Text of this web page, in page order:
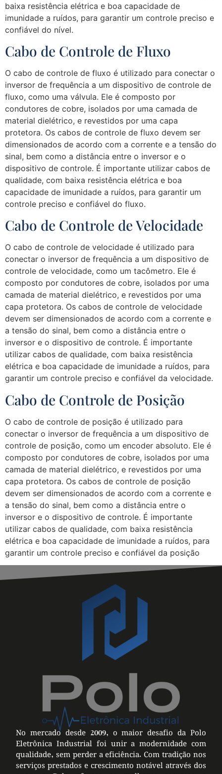
baixa resistência elétrica e boa capacidade de
imunidade a ruídos, para garantir um controle preciso e
confiável do nível.
Cabo de Controle de Fluxo
O cabo de controle de fluxo é utilizado para conectar o
inversor de frequência a um dispositivo de controle de
fluxo, como uma válvula. Ele é composto por
condutores de cobre, isolados por uma camada de
material dielétrico, e revestidos por uma capa
protetora. Os cabos de controle de fluxo devem ser
dimensionados de acordo com a corrente e a tensão do
sinal, bem como a distância entre o inversor e o
dispositivo de controle. É importante utilizar cabos de
qualidade, com baixa resistência elétrica e boa
capacidade de imunidade a ruídos, para garantir um
controle preciso e confiável do fluxo.
Cabo de Controle de Velocidade
O cabo de controle de velocidade é utilizado para
conectar o inversor de frequência a um dispositivo de
controle de velocidade, como um tacômetro. Ele é
composto por condutores de cobre, isolados por uma
camada de material dielétrico, e revestidos por uma
capa protetora. Os cabos de controle de velocidade
devem ser dimensionados de acordo com a corrente e
a tensão do sinal, bem como a distância entre o
inversor e o dispositivo de controle. É importante
utilizar cabos de qualidade, com baixa resistência
elétrica e boa capacidade de imunidade a ruídos, para
garantir um controle preciso e confiável da velocidade.
Cabo de Controle de Posição
O cabo de controle de posição é utilizado para
conectar o inversor de frequência a um dispositivo de
controle de posição, como um encoder absoluto. Ele é
composto por condutores de cobre, isolados por uma
camada de material dielétrico, e revestidos por uma
capa protetora. Os cabos de controle de posição
devem ser dimensionados de acordo com a corrente e
a tensão do sinal, bem como a distância entre o
inversor e o dispositivo de controle. É importante
utilizar cabos de qualidade, com baixa resistência
elétrica e boa capacidade de imunidade a ruídos, para
garantir um controle preciso e confiável da posição
No mercado desde 2009, o maior desafio da Polo
Eletrônica Industrial foi unir a modernidade com
qualidade, sem perder a eficiência. Com tradição nos
serviços prestados e crescimento notável através dos